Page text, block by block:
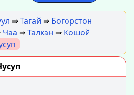
⇛Тагай ⇛ Богорстон
Чаа ⇛Талкан ⇛ Кошой